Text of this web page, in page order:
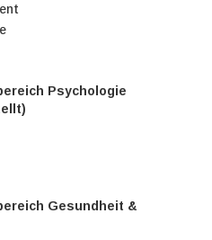
Psychologie
Gesundheit &